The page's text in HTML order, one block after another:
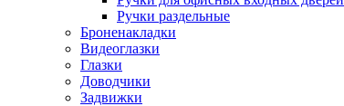
Ручки раздельные
Броненакладки
Видеоглазки
Глазки
Доводчики
Задвижки